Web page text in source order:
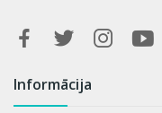
Informācija